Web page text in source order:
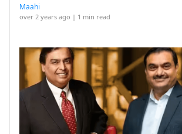
Maahi
over 2 years ago | 1 min read